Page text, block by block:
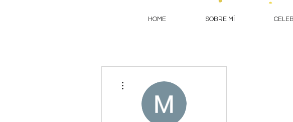
HOME SOBRE MÍ